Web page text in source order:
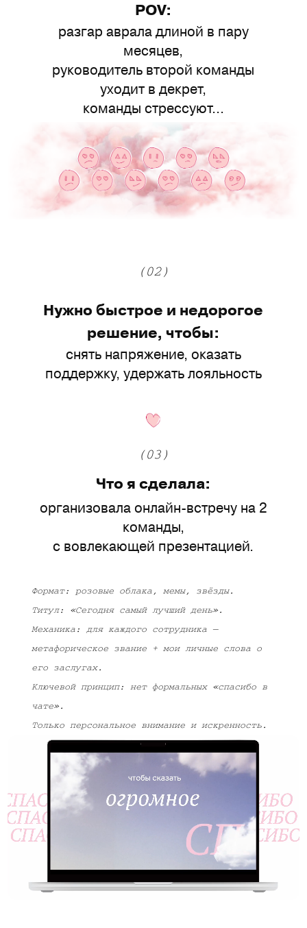
РОV:
разгар аврала длиной в пару
месяцев,
руководитель второй команды
уходит в декрет,
команды стрессуют...
(02)
Нужно быстрое и недорогое
решение, чтобы:
снять напряжение, оказать
поддержку, удержать лояльность
(03)
Что я сделала:
организовала онлайн-встречу на 2
команды,
с вовлекающей презентацией.
Формат: розовые облака, мемы, звёзды.
Титул: «Сегодня самый лучший день».
Механика: для каждого сотрудника —
метафорическое звание + мои личные слова о
его заслугах.
Ключевой принцип: нет формальных «спасибо в
чате».
Только персональное внимание и искренность.